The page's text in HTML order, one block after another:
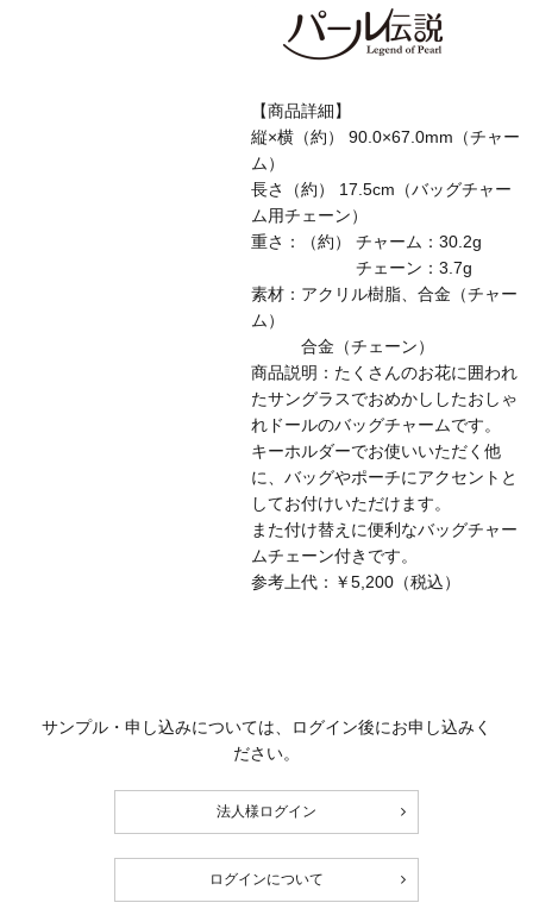
【商品詳細】
縦×横（約） 90.0×67.0mm（チャー
ム）
長さ（約） 17.5cm（バッグチャー
ム用チェーン）
重さ：（約） チャーム：30.2g
チェーン：3.7g
素材：アクリル樹脂、合金（チャー
ム）
合金（チェーン）
商品説明：たくさんのお花に囲われ
たサングラスでおめかししたおしゃ
れドールのバッグチャームです。
キーホルダーでお使いいただく他
に、バッグやポーチにアクセントと
してお付けいただけます。
また付け替えに便利なバッグチャー
ムチェーン付きです。
参考上代：￥5,200（税込）
サンプル・申し込みについては、ログイン後にお申し込みく
ださい。
法人様ログイン
ログインについて